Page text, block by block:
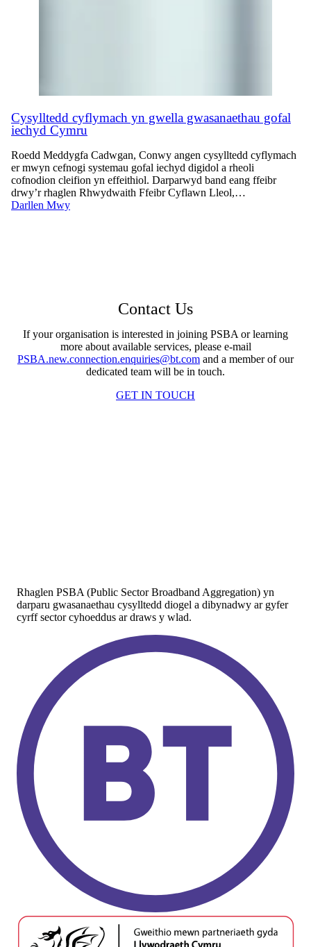
Cysylltedd cyflymach yn gwella gwasanaethau gofal
iechyd Cymru
Roedd Meddygfa Cadwgan, Conwy angen cysylltedd cyflymach
er mwyn cefnogi systemau gofal iechyd digidol a rheoli
cofnodion cleifion yn effeithiol. Darparwyd band eang ffeibr
drwy’r rhaglen Rhwydwaith Ffeibr Cyflawn Lleol,…
Darllen Mwy
Contact Us
If your organisation is interested in joining PSBA or learning
more about available services, please e-mail
PSBA.new.connection.enquiries@bt.com and a member of our
dedicated team will be in touch.
GET IN TOUCH
Rhaglen PSBA (Public Sector Broadband Aggregation) yn
darparu gwasanaethau cysylltedd diogel a dibynadwy ar gyfer
cyrff sector cyhoeddus ar draws y wlad.